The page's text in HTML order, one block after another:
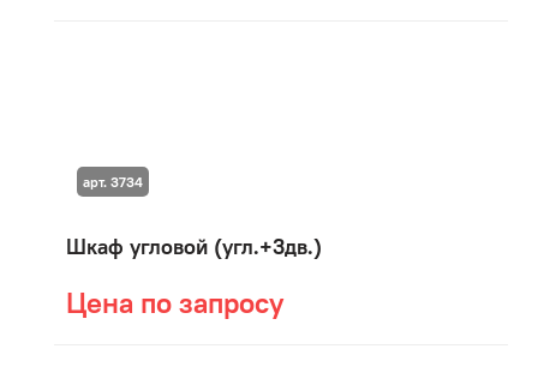
Шкаф угловой (угл.+3дв.)
Цена по запросу
арт. 3734